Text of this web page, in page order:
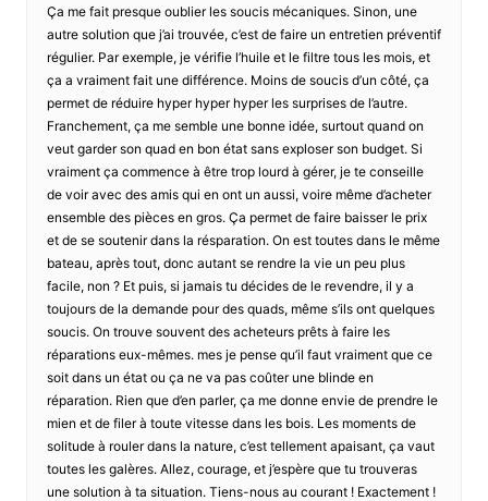
Ça me fait presque oublier les soucis mécaniques. Sinon, une
autre solution que j’ai trouvée, c’est de faire un entretien préventif
régulier. Par exemple, je vérifie l’huile et le filtre tous les mois, et
ça a vraiment fait une différence. Moins de soucis d’un côté, ça
permet de réduire hyper hyper hyper les surprises de l’autre.
Franchement, ça me semble une bonne idée, surtout quand on
veut garder son quad en bon état sans exploser son budget. Si
vraiment ça commence à être trop lourd à gérer, je te conseille
de voir avec des amis qui en ont un aussi, voire même d’acheter
ensemble des pièces en gros. Ça permet de faire baisser le prix
et de se soutenir dans la résparation. On est toutes dans le même
bateau, après tout, donc autant se rendre la vie un peu plus
facile, non ? Et puis, si jamais tu décides de le revendre, il y a
toujours de la demande pour des quads, même s’ils ont quelques
soucis. On trouve souvent des acheteurs prêts à faire les
réparations eux-mêmes. mes je pense qu’il faut vraiment que ce
soit dans un état ou ça ne va pas coûter une blinde en
réparation. Rien que d’en parler, ça me donne envie de prendre le
mien et de filer à toute vitesse dans les bois. Les moments de
solitude à rouler dans la nature, c’est tellement apaisant, ça vaut
toutes les galères. Allez, courage, et j’espère que tu trouveras
une solution à ta situation. Tiens-nous au courant ! Exactement !